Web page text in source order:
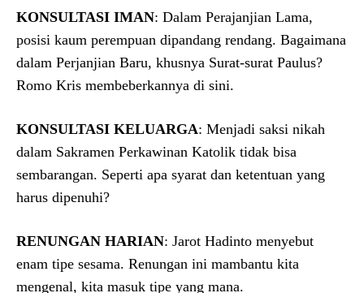
KONSULTASI IMAN: Dalam Perajanjian Lama,
posisi kaum perempuan dipandang rendang. Bagaimana
dalam Perjanjian Baru, khusnya Surat-surat Paulus?
Romo Kris membeberkannya di sini.
KONSULTASI KELUARGA: Menjadi saksi nikah
dalam Sakramen Perkawinan Katolik tidak bisa
sembarangan. Seperti apa syarat dan ketentuan yang
harus dipenuhi?
RENUNGAN HARIAN: Jarot Hadinto menyebut
enam tipe sesama. Renungan ini mambantu kita
mengenal, kita masuk tipe yang mana.